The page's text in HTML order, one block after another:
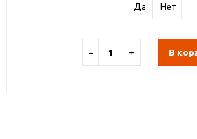
Да Нет
− + В